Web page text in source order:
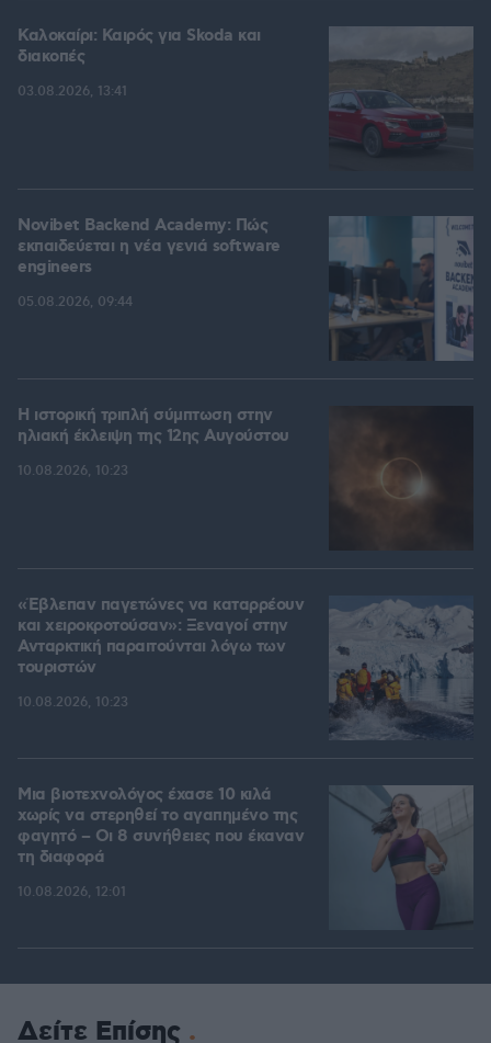
Καλοκαίρι: Καιρός για Skoda και
διακοπές
03.08.2026, 13:41
Novibet Backend Academy: Πώς
εκπαιδεύεται η νέα γενιά software
engineers
05.08.2026, 09:44
Η ιστορική τριπλή σύμπτωση στην
ηλιακή έκλειψη της 12ης Αυγούστου
10.08.2026, 10:23
«Έβλεπαν παγετώνες να καταρρέουν
και χειροκροτούσαν»: Ξεναγοί στην
Ανταρκτική παραιτούνται λόγω των
τουριστών
10.08.2026, 10:23
Μια βιοτεχνολόγος έχασε 10 κιλά
χωρίς να στερηθεί το αγαπημένο της
φαγητό – Οι 8 συνήθειες που έκαναν
τη διαφορά
10.08.2026, 12:01
Δείτε Επίσης